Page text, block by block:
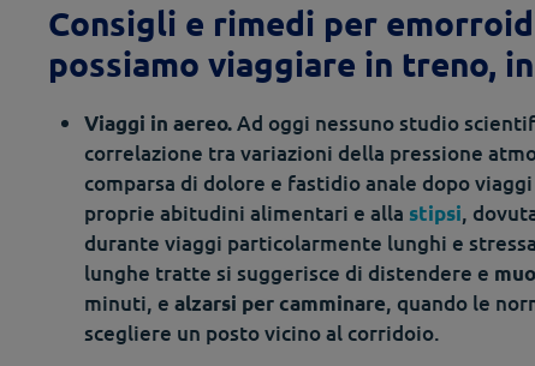
Consigli e rimedi per
possiamo viaggiare in treno,
Viaggi in aereo.Ad oggi nessuno studio
correlazione tra variazioni della pressione
comparsa di dolore e fastidio anale dopo
proprie abitudini alimentari e alla stipsi,
durante viaggi particolarmente lunghi e
lunghe tratte si suggerisce di distendere e
minuti, e alzarsi per camminare, quando le
scegliere un posto vicino al corridoio.